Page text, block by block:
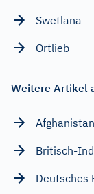
Swetlana
Ortlieb
Weitere Artikel
Britisch-
Deutsches